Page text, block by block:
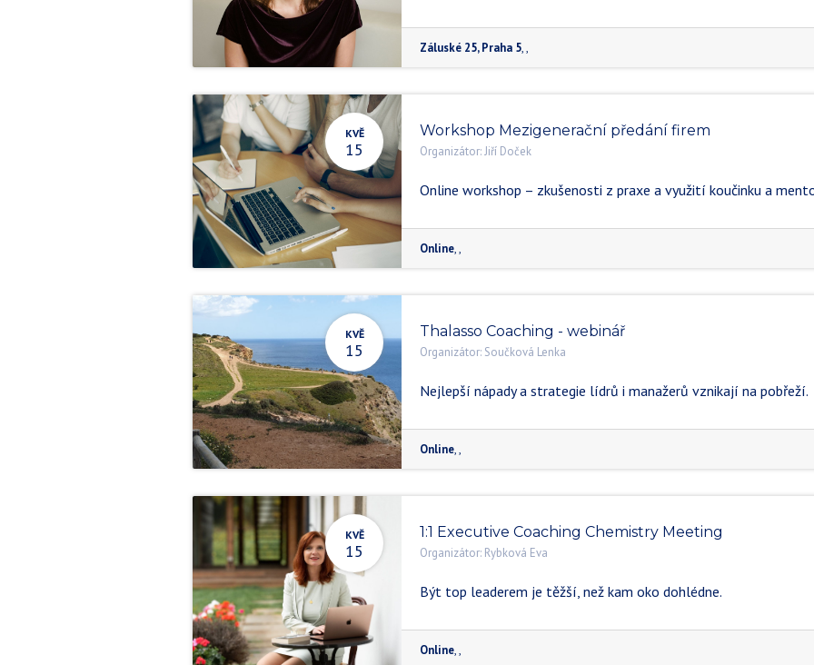
Záluské 25, Praha 5, ,
KVĚ
15
Workshop Mezigenerační předání firem
Organizátor:Jiří Doček
Online workshop – zkušenosti z praxe a využití koučinku a
Online,,
KVĚ
15
Thalasso Coaching - webinář
Organizátor: Součková Lenka
Nejlepší nápady a strategie lídrů i manažerů vznikají na pobřeží.
Online,,
KVĚ
15
1:1 Executive Coaching Chemistry Meeting
Organizátor: Rybková Eva
Být top leaderem je těžší, než kam oko dohlédne.
Online,,